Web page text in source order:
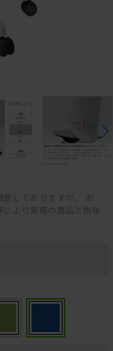
しておりますが、 お
より実際の商品と色味